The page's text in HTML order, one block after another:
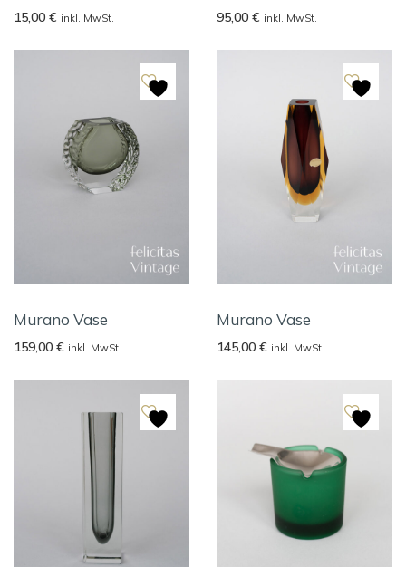
15,00 € inkl. MwSt. 95,00 € inkl. MwSt.
Murano Vase
159,00 € inkl. MwSt.
Murano Vase
145,00 € inkl. MwSt.